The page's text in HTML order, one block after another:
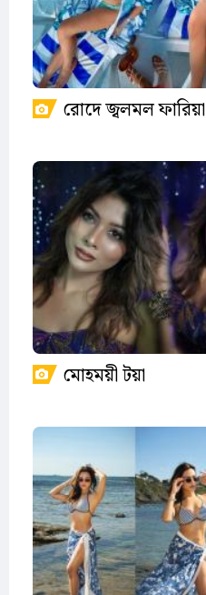
রোদে জ্বলমল ফারিয়া
মোহময়ী টয়া